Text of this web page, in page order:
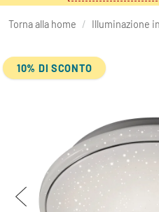
Torna alla home / Illuminazione
10% DI SCONTO